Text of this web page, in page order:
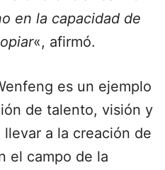
en la capacidad de
«, afirmó.
es un ejemplo
de talento, visión y
a la creación de
el campo de la